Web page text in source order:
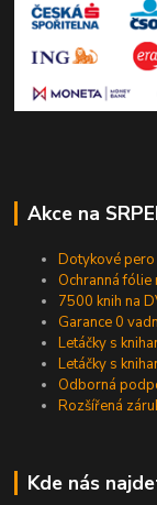
Akce na
Dotykové
Ochranná fólie
7500 knih na
Garance 0
Letáčky s
Letáčky s
Odborná
Rozšířená
Kde nás